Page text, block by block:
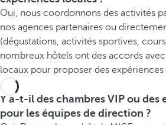
Oui, nous coordonnons des activités
nos agences partenaires ou
(dégustations, activités sportives,
nombreux hôtels ont des accords
locaux pour proposer des expériences
Y a-t-il des chambres VIP ou des
pour les équipes de direction ?